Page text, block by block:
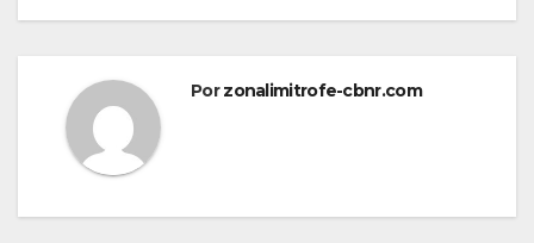
Porzonalimitrofe-cbnr.com